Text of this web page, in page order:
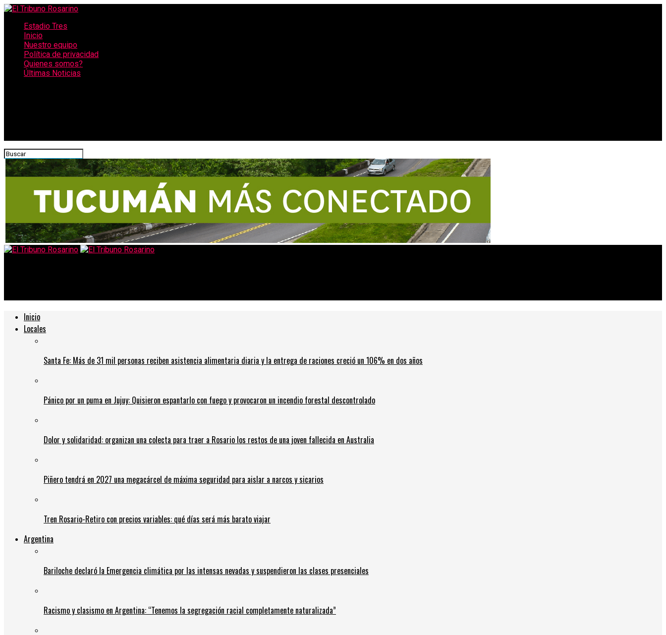
Estadio Tres
Inicio
Nuestro equipo
Política de privacidad
Quienes somos?
Últimas Noticias
Inicio
Locales
Santa Fe: Más de 31 mil personas reciben asistencia alimentaria diaria y la entrega de raciones creció un 106% en dos años
Pánico por un puma en Jujuy: Quisieron espantarlo con fuego y provocaron un incendio forestal descontrolado
Dolor y solidaridad: organizan una colecta para traer a Rosario los restos de una joven fallecida en Australia
Piñero tendrá en 2027 una megacárcel de máxima seguridad para aislar a narcos y sicarios
Tren Rosario-Retiro con precios variables: qué días será más barato viajar
Argentina
Bariloche declaró la Emergencia climática por las intensas nevadas y suspendieron las clases presenciales
Racismo y clasismo en Argentina: “Tenemos la segregación racial completamente naturalizada”